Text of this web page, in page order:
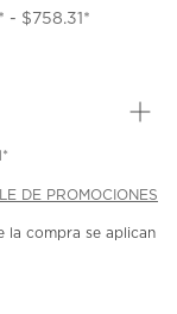
- $758.31*
*
DE PROMOCIONES
la compra se aplican